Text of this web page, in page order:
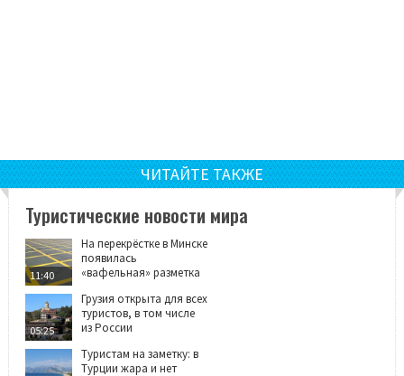
ЧИТАЙТЕ ТАКЖЕ
Туристические новости мира
11:40
На перекрёстке в Минске
появилась
«вафельная» разметка
05:25
Грузия открыта для всех
туристов, в том числе
из России
Туристам на заметку: в
Турции жара и нет